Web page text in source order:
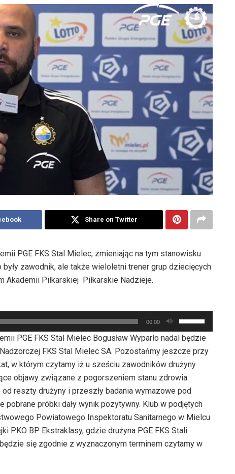
Share on Twitter
PGE FKS Stal Mielec, zmieniając na tym stanowisku
były zawodnik, ale także wieloletni trener grup dziecięcych
Akademii Piłkarskiej Piłkarskie Nadzieje.
00:00
strzałek
do
góry
oraz
do
dołu
aby
zwiększyć
lub
zmniejszyć
PGE FKS Stal Mielec Bogusław Wyparło nadal będzie
FKS Stal Mielec SA. Pozostańmy jeszcze przy
w którym czytamy iż u sześciu zawodników drużyny
objawy związane z pogorszeniem stanu zdrowia.
reszty drużyny i przeszły badania wymazowe pod
próbki dały wynik pozytywny. Klub w podjętych
Powiatowego Inspektoratu Sanitarnego w Mielcu
PKO BP Ekstraklasy, gdzie drużyna PGE FKS Stali
się zgodnie z wyznaczonym terminem czytamy w